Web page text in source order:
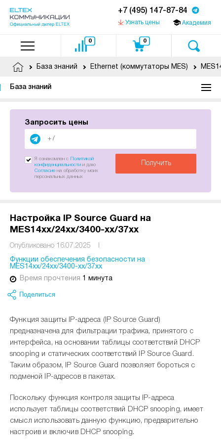
+7 (495) 147-87-84
Узнать цены Академия
0 0
База знаний Ethernet (коммутаторы MES)
База знаний
Запросить цены
Получить
Я ознакомлен с
Политикой
конфиденциальности и даю
Согласие на обработку моих
персональных данных
Настройка IP Source Guard на
MES14xx/24xx/3400-xx/37xx
Опубликовано 16.07.2025
Функции обеспечения безопасности на
MES14xx/24xx/3400-xx/37xx
Время прочтения 1 минута
Поделиться
Функция защиты IP-адреса (IP Source Guard)
предназначена для фильтрации трафика, принятого с
интерфейса, на основании таблицы соответствий DHCP
snooping и статических соответствий IP Source Guard.
Таким образом, IP Source Guard позволяет бороться с
подменой IP-адресов в пакетах.
Поскольку функция контроля защиты IP-адреса
использует таблицы соответствий DHCP snooping, имеет
смысл использовать данную функцию, предварительно
настроив и включив DHCP snooping.